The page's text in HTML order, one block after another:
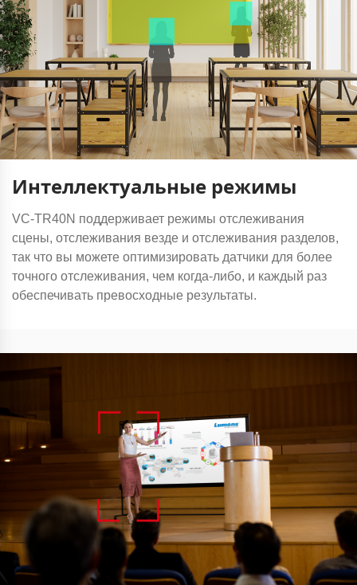
Интеллектуальные режимы
VC-TR40N поддерживает режимы отслеживания
сцены, отслеживания везде и отслеживания разделов,
так что вы можете оптимизировать датчики для более
точного отслеживания, чем когда-либо, и каждый раз
обеспечивать превосходные результаты.